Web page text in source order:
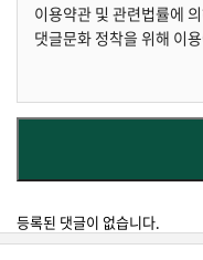
등록된 댓글이 없습니다.